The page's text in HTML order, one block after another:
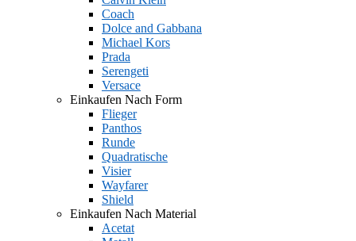
Coach
Dolce and Gabbana
Michael Kors
Prada
Serengeti
Versace
Einkaufen Nach Form
Flieger
Panthos
Runde
Quadratische
Visier
Wayfarer
Shield
Einkaufen Nach Material
Acetat